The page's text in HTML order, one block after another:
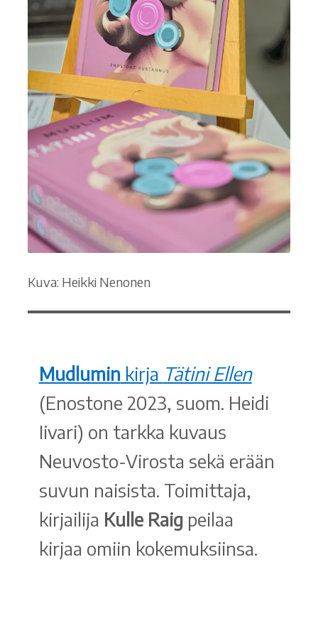
Kuva: Heikki Nenonen
Mudlumin kirja Tätini Ellen
(Enostone 2023, suom. Heidi
Iivari) on tarkka kuvaus
Neuvosto-Virosta sekä erään
suvun naisista. Toimittaja,
kirjailija Kulle Raig peilaa
kirjaa omiin kokemuksiinsa.